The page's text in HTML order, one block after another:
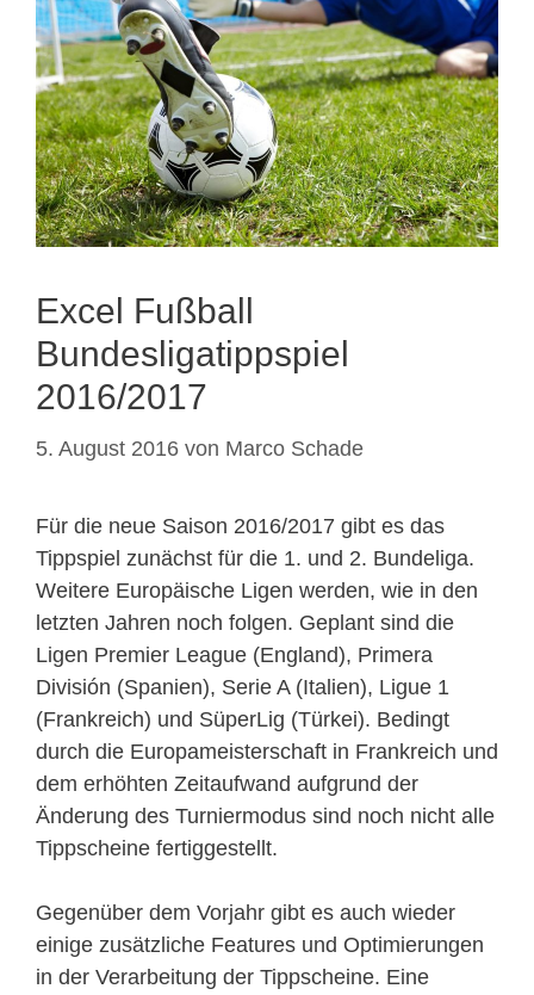
Excel Fußball
Bundesligatippspiel
2016/2017
5. August 2016 von Marco Schade
Für die neue Saison 2016/2017 gibt es das
Tippspiel zunächst für die 1. und 2. Bundeliga.
Weitere Europäische Ligen werden, wie in den
letzten Jahren noch folgen. Geplant sind die
Ligen Premier League (England), Primera
División (Spanien), Serie A (Italien), Ligue 1
(Frankreich) und SüperLig (Türkei). Bedingt
durch die Europameisterschaft in Frankreich und
dem erhöhten Zeitaufwand aufgrund der
Änderung des Turniermodus sind noch nicht alle
Tippscheine fertiggestellt.
Gegenüber dem Vorjahr gibt es auch wieder
einige zusätzliche Features und Optimierungen
in der Verarbeitung der Tippscheine. Eine